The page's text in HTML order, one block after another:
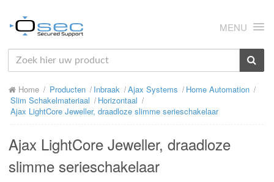
MENU
HOME
OVER ONS
NIEUWS
PRODUCTEN
SUPPORT
Home Producten Inbraak Ajax Systems
Home Automation
Slim Schakelmateriaal
Horizontaal
Ajax LightCore Jeweller, draadloze slimme serieschakelaar
Ajax LightCore Jeweller, draadloze
slimme serieschakelaar